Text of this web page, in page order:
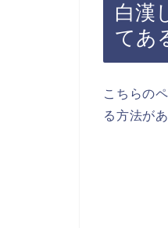
白漢
てあ
こちらの
る方法が